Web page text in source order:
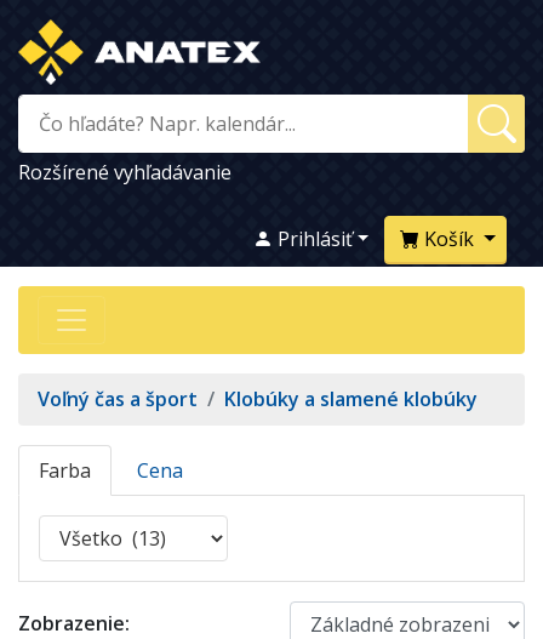
Rozšírené vyhľadávanie
Košík
Prihlásiť
Voľný čas a šport / Klobúky a slamené klobúky
Farba Cena
Zobrazenie: